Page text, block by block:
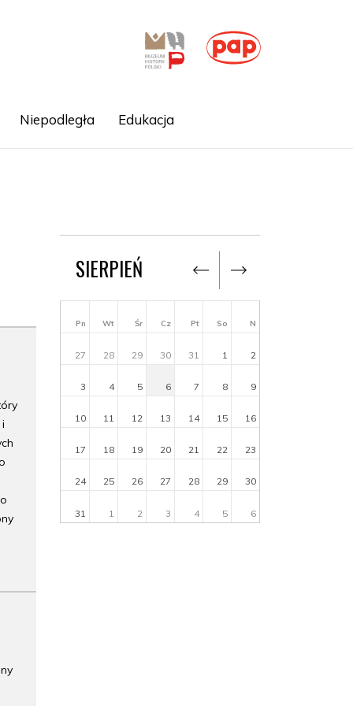
Niepodległa Edukacja
SIERPIEŃ
Pn Wt Śr Cz Pt So N
27 28 29 30 31 1 2
3 4 5 6 7 8 9
10 11 12 13 14 15 16
17 18 19 20 21 22 23
24 25 26 27 28 29 30
31 1 2 3 4 5 6